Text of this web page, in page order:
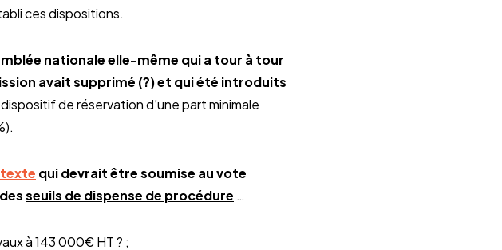
ces dispositions.
nationale elle-même qui a tour à tour
avait supprimé (?) et qui été introduits
de réservation d’une part minimale
texte qui devrait être soumise au vote
seuils de dispense de procédure …
à 143 000€ HT ? ;